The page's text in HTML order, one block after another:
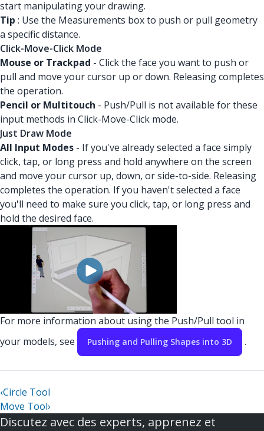
start manipulating your drawing.
Tip : Use the Measurements box to push or pull geometry
a specific distance.
Click-Move-Click Mode
Mouse or Trackpad - Click the face you want to push or
pull and move your cursor up or down. Releasing completes
the operation.
Pencil or Multitouch - Push/Pull is not available for these
input methods in Click-Move-Click mode.
Just Draw Mode
All Input Modes - If you've already selected a face simply
click, tap, or long press and hold anywhere on the screen
and move your cursor up, down, or side-to-side. Releasing
completes the operation. If you haven't selected a face
you'll need to make sure you click, tap, or long press and
hold the desired face.
For more information about using the Push/Pull tool in
your models, see
Pushing and Pulling Shapes into 3D .
‹Circle Tool
Move Tool›
Discutez avec des experts, apprenez et